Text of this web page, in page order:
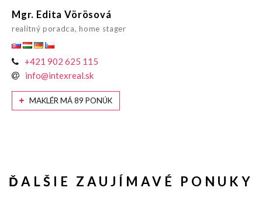
Mgr. Edita Vörösová
realitný poradca, home stager
+421 902 625 115
info@intexreal.sk
MAKLÉR MÁ 89 PONÚK
ĎALŠIE ZAUJÍMAVÉ PONUKY